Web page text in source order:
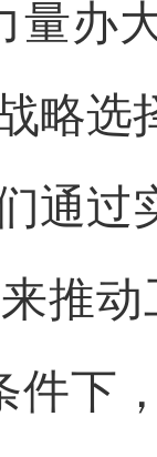
量办
略选
通过
推
件下